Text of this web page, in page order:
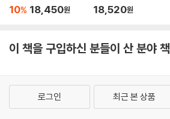
10% 18,450원
26年10月號
18,520원
이 책을 구입하신 분들이 산 분야 책
로그인 최근 본 상품